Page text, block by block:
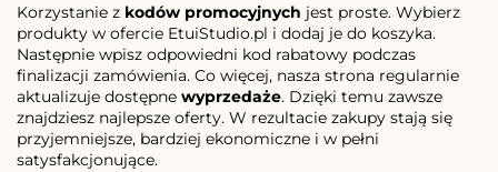
Korzystanie z kodów promocyjnych jest proste. Wybierz
produkty w ofercie EtuiStudio.pl i dodaj je do koszyka.
Następnie wpisz odpowiedni kod rabatowy podczas
finalizacji zamówienia. Co więcej, nasza strona regularnie
aktualizuje dostępne wyprzedaże. Dzięki temu zawsze
znajdziesz najlepsze oferty. W rezultacie zakupy stają się
przyjemniejsze, bardziej ekonomiczne i w pełni
satysfakcjonujące.